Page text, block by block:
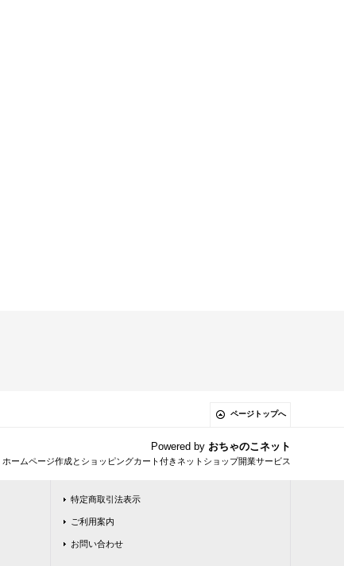
ページトップへ
Powered by おちゃのこネット
ホームページ作成とショッピングカート付きネットショップ開業サービス
特定商取引法表示
ご利用案内
お問い合わせ